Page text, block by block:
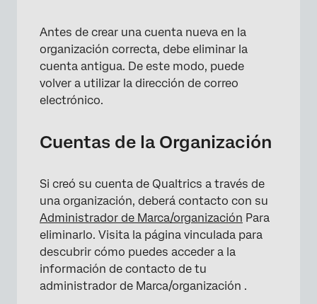
Antes de crear una cuenta nueva en la
organización correcta, debe eliminar la
cuenta antigua. De este modo, puede
volver a utilizar la dirección de correo
electrónico.
Cuentas de la Organización
Si creó su cuenta de Qualtrics a través de
una organización, deberá contacto con su
Administrador de Marca/organización Para
eliminarlo. Visita la página vinculada para
descubrir cómo puedes acceder a la
información de contacto de tu
administrador de Marca/organización .